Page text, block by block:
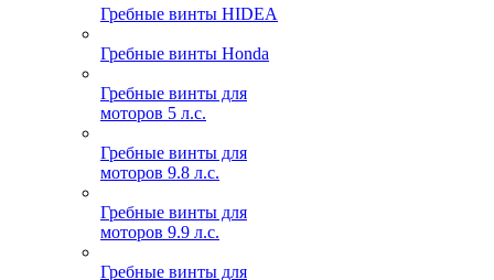
Гребные винты HIDEA
Гребные винты Honda
Гребные винты для
моторов 5 л.с.
Гребные винты для
моторов 9.8 л.с.
Гребные винты для
моторов 9.9 л.с.
Гребные винты для